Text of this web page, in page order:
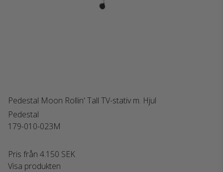
Pedestal Moon Rollin' Tall TV-stativ m. Hjul
Pedestal
179-010-023M
Pris från 4.150 SEK
Visa produkten